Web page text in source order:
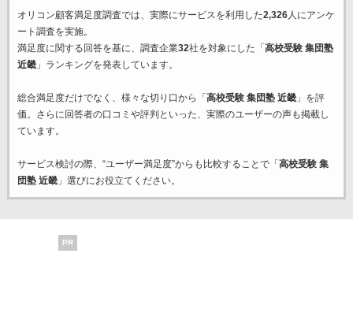
オリコン顧客満足度調査では、実際にサービスを利用した2,326人にアンケ
ート調査を実施。
満足度に関する回答を基に、調査企業32社を対象にした「 高校受験 集団塾
近畿」ランキングを発表しています。
総合満足度だけでなく、様々な切り口から「 高校受験 集団塾 近畿」を評
価。さらに回答者の口コミや評判といった、実際のユーザーの声も掲載し
ています。
サービス検討の際、“ユーザー満足度”からも比較することで「 高校受験 集
団塾 近畿」選びにお役立てください。
PR